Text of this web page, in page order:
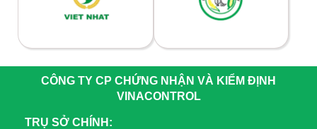
CÔNG TY CP CHỨNG NHẬN VÀ KIỂM ĐỊNH
VINACONTROL
TRỤ SỞ CHÍNH: